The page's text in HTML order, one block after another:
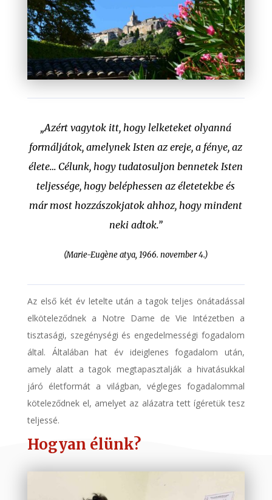
„Azért vagytok itt, hogy lelketeket olyanná
formáljátok, amelynek Isten az ereje, a fénye, az
élete… Célunk, hogy tudatosuljon bennetek Isten
teljessége, hogy beléphessen az életetekbe és
már most hozzászokjatok ahhoz, hogy mindent
neki adtok.”
(Marie-Eugène atya, 1966. november 4.)
Az első két év letelte után a tagok teljes önátadással
elköteleződnek a Notre Dame de Vie Intézetben a
tisztasági, szegénységi és engedelmességi fogadalom
által. Általában hat év ideiglenes fogadalom után,
amely alatt a tagok megtapasztalják a hivatásukkal
járó életformát a világban, végleges fogadalommal
köteleződnek el, amelyet az alázatra tett ígéretük tesz
teljessé.
Hogyan élünk?